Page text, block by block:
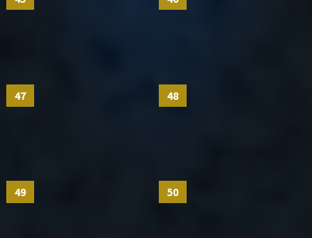
47 48
49 50